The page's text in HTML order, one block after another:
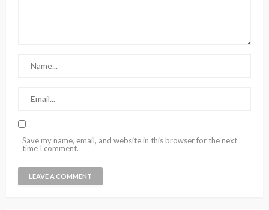
Save my name, email, and website in this browser for the next
time I comment.